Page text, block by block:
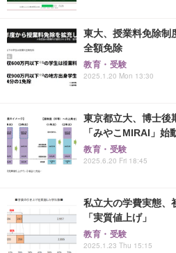
東大、授業料免除
全額免除
教育・受験
2025.1.20 Mon 13:30
東京都立大、博士後
「みやこMIRAI」始
教育・受験
2025.6.20 Fri 18:45
私立大の学費実態、
「実質値上げ」
教育・受験
2025.1.23 Thu 15:15